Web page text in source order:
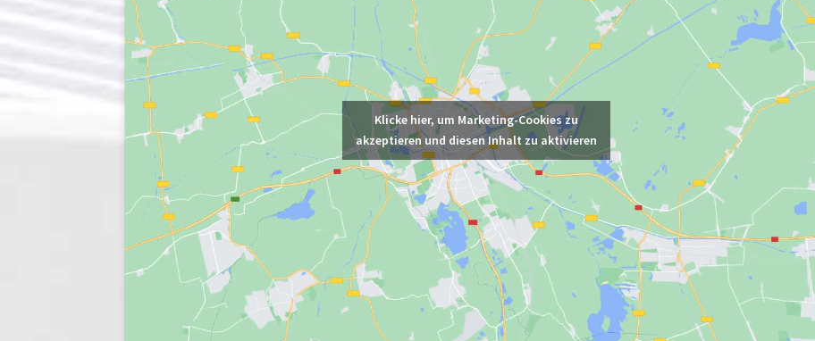
Klicke hier, um Marketing-Cookies zu
akzeptieren und diesen Inhalt zu aktivieren